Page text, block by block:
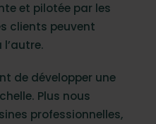
et pilotée par les
clients peuvent
de développer une
Plus nous
professionnelles,